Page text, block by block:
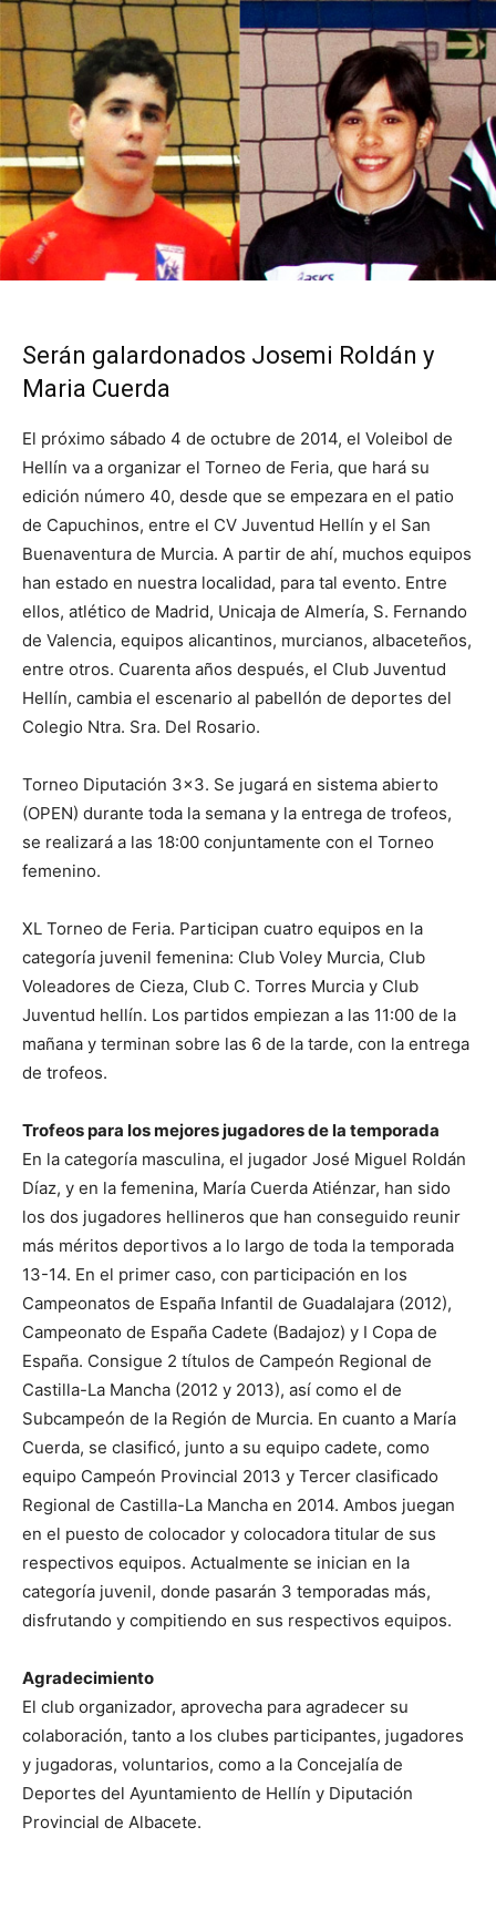
Serán galardonados Josemi Roldán y
Maria Cuerda
El próximo sábado 4 de octubre de 2014, el Voleibol de
Hellín va a organizar el Torneo de Feria, que hará su
edición número 40, desde que se empezara en el patio
de Capuchinos, entre el CV Juventud Hellín y el San
Buenaventura de Murcia. A partir de ahí, muchos equipos
han estado en nuestra localidad, para tal evento. Entre
ellos, atlético de Madrid, Unicaja de Almería, S. Fernando
de Valencia, equipos alicantinos, murcianos, albaceteños,
entre otros. Cuarenta años después, el Club Juventud
Hellín, cambia el escenario al pabellón de deportes del
Colegio Ntra. Sra. Del Rosario.
Torneo Diputación 3×3. Se jugará en sistema abierto
(OPEN) durante toda la semana y la entrega de trofeos,
se realizará a las 18:00 conjuntamente con el Torneo
femenino.
XL Torneo de Feria. Participan cuatro equipos en la
categoría juvenil femenina: Club Voley Murcia, Club
Voleadores de Cieza, Club C. Torres Murcia y Club
Juventud hellín. Los partidos empiezan a las 11:00 de la
mañana y terminan sobre las 6 de la tarde, con la entrega
de trofeos.
Trofeos para los mejores jugadores de la temporada
En la categoría masculina, el jugador José Miguel Roldán
Díaz, y en la femenina, María Cuerda Atiénzar, han sido
los dos jugadores hellineros que han conseguido reunir
más méritos deportivos a lo largo de toda la temporada
13-14. En el primer caso, con participación en los
Campeonatos de España Infantil de Guadalajara (2012),
Campeonato de España Cadete (Badajoz) y I Copa de
España. Consigue 2 títulos de Campeón Regional de
Castilla-La Mancha (2012 y 2013), así como el de
Subcampeón de la Región de Murcia. En cuanto a María
Cuerda, se clasificó, junto a su equipo cadete, como
equipo Campeón Provincial 2013 y Tercer clasificado
Regional de Castilla-La Mancha en 2014. Ambos juegan
en el puesto de colocador y colocadora titular de sus
respectivos equipos. Actualmente se inician en la
categoría juvenil, donde pasarán 3 temporadas más,
disfrutando y compitiendo en sus respectivos equipos.
Agradecimiento
El club organizador, aprovecha para agradecer su
colaboración, tanto a los clubes participantes, jugadores
y jugadoras, voluntarios, como a la Concejalía de
Deportes del Ayuntamiento de Hellín y Diputación
Provincial de Albacete.